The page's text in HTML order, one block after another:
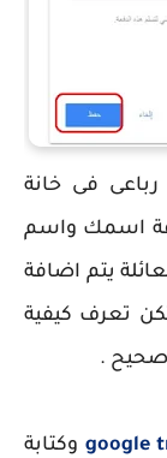
فى خانة
اسمك واسم
يتم اضافة
تعرف كيفية
صحيح .
google وكتابة